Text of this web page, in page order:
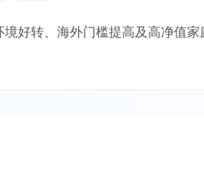
好转、海外门槛提高及高净值